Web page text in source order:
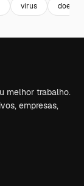
virus doente
melhor trabalho.
empresas,